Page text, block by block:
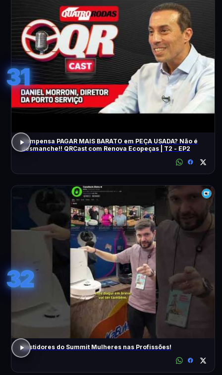
31
Compensa PAGAR MAIS BARATO em PEÇA USADA? Não é
desmanche!! QRCast com Renova Ecopeças | T2 - EP2
32
Bastidores do Summit Mulheres nas Profissões!